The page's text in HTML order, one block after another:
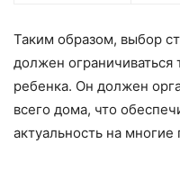
Таким образом, выбор
должен
ребенка. Он должен
всего дома, что
актуальность на многие